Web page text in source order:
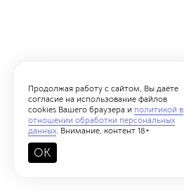
Продолжая работу с сайтом, Вы даёте
согласие на использование файлов
cookies Вашего браузера и политикой в
отношении обработки персональных
данных. Внимание, контент 18+
OK